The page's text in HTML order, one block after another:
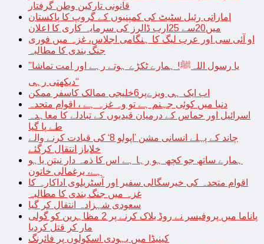
قانونی تارکین وطن گرفتار
اماراتی رئیل سٹیٹ کی کمپنیوں کے گروپ کا پاکستان
میں20سے 25ارب ڈالرز کی سرمایہ کاری کا اعلان
او آئی سی اور عرب لیگ کا ہنگامی اجلاس، غزہ میں فوری
جنگ بندی کا مطالبہ
’’یا رسول اللہﷺ! ہمارے ٹکڑے ہوتے رہے اور امت تماشا
دیکھتی رہی‘‘
اب ایک ہی ویزےپر6خلیجی ممالک کاسفر ممکن
دنیا میں کوئی جہنم ہے تو وہ غزہ ہے ، اقوام متحدہ
اسرائیل اور حماس کے درمیان قیدیوں کے تبادلے کا معاہدہ
طے پا گیا
چاند کے پہلے انسانی مشن ’اپولو 8‘ کی قیادت کرنے والے
خلاباز انتقال کرگئے
ہمارے ساتھ جو کچھ ہو رہا ہے اس کا ذمہ دار نیتن یاہو
ہے، یرغمالی خاتون
اقوام متحدہ کی خیرسگالی سفیر اور آسٹریلوی اداکارہ کا
غزہ میں جنگ بندی کا مطالبہ
سعودی شہزادہ انتقال کر گیا
پاناما میں پروفیسر نے روڈ بلاک کرنے پر 2 مظاہرین کو گولی
مار کر قتل کردیا
کینیڈا میں یہودی اسکولوں پر فائرنگ